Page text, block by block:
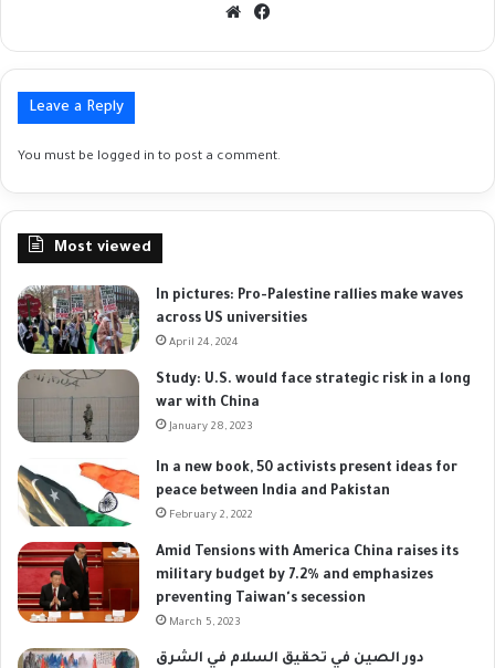
Website
Leave a Reply
You must be logged in to post a comment.
Most viewed
In pictures: Pro-Palestine rallies make waves
across US universities
April 24, 2024
Study: U.S. would face strategic risk in a long
war with China
January 28, 2023
In a new book, 50 activists present ideas for
peace between India and Pakistan
February 2, 2022
Amid Tensions with America China raises its
military budget by 7.2% and emphasizes
preventing Taiwan's secession
March 5, 2023
دور الصين في تحقيق السلام في الشرق